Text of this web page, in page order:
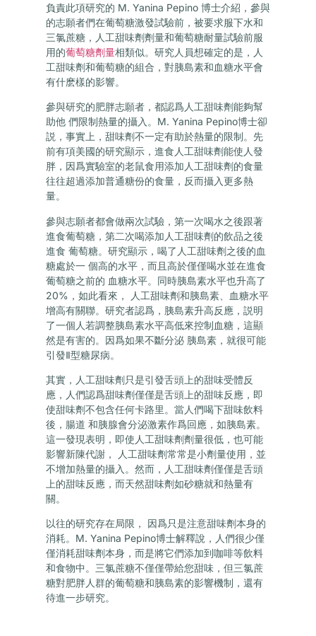
負責此項研究的 M. Yanina Pepino 博士介紹，參與
的志願者們在葡萄糖激發試驗前，被要求服下水和
三氯蔗糖，人工甜味劑劑量和葡萄糖耐量試驗前服
用的葡萄糖劑量相類似。研究人員想確定的是，人
工甜味劑和葡萄糖的組合，對胰島素和血糖水平會
有什麽樣的影響。
參與研究的肥胖志願者，都認爲人工甜味劑能夠幫
助他 們限制熱量的攝入。M. Yanina Pepino博士卻
説，事實上，甜味劑不一定有助於熱量的限制。先
前有項美國的研究顯示，進食人工甜味劑能使人發
胖，因爲實驗室的老鼠食用添加人工甜味劑的食量
往往超過添加普通糖份的食量，反而攝入更多熱
量。
參與志願者都會做兩次試驗，第一次喝水之後跟著
進食葡萄糖，第二次喝添加人工甜味劑的飲品之後
進食 葡萄糖。研究顯示，喝了人工甜味劑之後的血
糖處於一 個高的水平，而且高於僅僅喝水並在進食
葡萄糖之前的 血糖水平。同時胰島素水平也升高了
20%，如此看來， 人工甜味劑和胰島素、血糖水平
增高有關聯。研究者認爲，胰島素升高反應，説明
了一個人若調整胰島素水平高低來控制血糖，這顯
然是有害的。因爲如果不斷分泌 胰島素，就很可能
引發Ⅱ型糖尿病。
其實，人工甜味劑只是引發舌頭上的甜味受體反
應，人們認爲甜味劑僅僅是舌頭上的甜味反應，即
使甜味劑不包含任何卡路里。當人們喝下甜味飲料
後，腸道 和胰腺會分泌激素作爲回應，如胰島素。
這一發現表明，即使人工甜味劑劑量很低，也可能
影響新陳代謝， 人工甜味劑常常是小劑量使用，並
不增加熱量的攝入。然而，人工甜味劑僅僅是舌頭
上的甜味反應，而天然甜味劑如砂糖就和熱量有
關。
以往的研究存在局限， 因爲只是注意甜味劑本身的
消耗。M. Yanina Pepino博士解釋說，人們很少僅
僅消耗甜味劑本身，而是將它們添加到咖啡等飲料
和食物中。三氯蔗糖不僅僅帶給您甜味，但三氯蔗
糖對肥胖人群的葡萄糖和胰島素的影響機制，還有
待進一步研究。